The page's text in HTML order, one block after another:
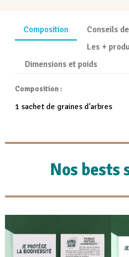
Composition
Conseils
Les +
Dimensions et poids
Composition :
1 sachet de graines d'arbres
Nos bests